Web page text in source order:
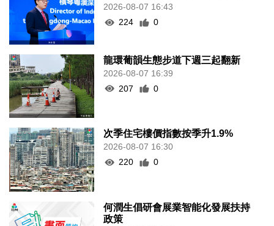
2026-08-07 16:43
224
0
龍環葡韻生態步道下週三起翻新
2026-08-07 16:39
207
0
次季住宅樓價指數按季升1.9%
2026-08-07 16:30
220
0
何潤生倡研會展業智能化發展扶持
政策